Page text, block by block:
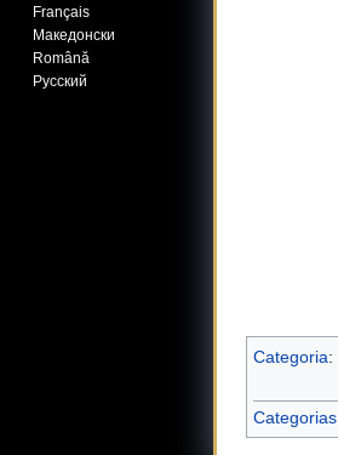
Categoria:
Categorias
Français
Македонски
Română
Русский